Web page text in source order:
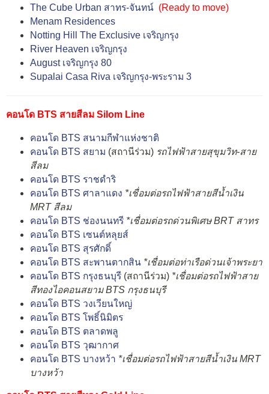
The Cube Urban สาทร-จันทน์ (Ready to move)
Menam Residences
Notting Hill The Exclusive เจริญกรุง
River Heaven เจริญกรุง
August เจริญกรุง 80
Supalai Casa Riva เจริญกรุง-พระราม 3
คอนโด BTS สายสีลม Silom Line
คอนโด BTS สนามกีฬาแห่งชาติ
คอนโด BTS สยาม (สถานีร่วม) รถไฟฟ้าสายสุขุมวิท-สาย
สีลม
คอนโด BTS ราชดำริ
คอนโด BTS ศาลาแดง *เชื่อมต่อรถไฟฟ้าสายสีน้ำเงิน
MRT สีลม
คอนโด BTS ช่องนนทรี *เชื่อมต่อรถด่วนพิเศษ BRT สาทร
คอนโด BTS เซนต์หลุยส์
คอนโด BTS สุรศักดิ์
คอนโด BTS สะพานตากสิน *เชื่อมต่อท่าเรือด่วนเจ้าพระยา
คอนโด BTS กรุงธนบุรี (สถานีร่วม) *เชื่อมต่อรถไฟฟ้าสาย
สีทองไอคอนสยาม BTS กรุงธนบุรี
คอนโด BTS วงเวียนใหญ่
คอนโด BTS โพธิ์นิมิตร
คอนโด BTS ตลาดพลู
คอนโด BTS วุฒากาศ
คอนโด BTS บางหว้า *เชื่อมต่อรถไฟฟ้าสายสีน้ำเงิน MRT
บางหว้า